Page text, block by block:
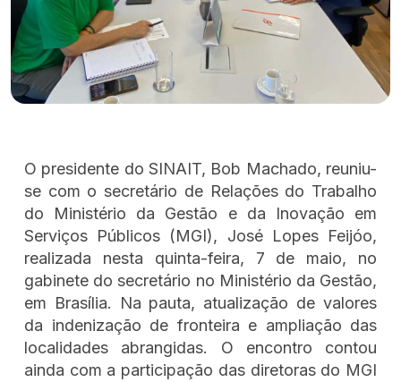
O presidente do SINAIT, Bob Machado, reuniu-
se com o secretário de Relações do Trabalho
do Ministério da Gestão e da Inovação em
Serviços Públicos (MGI), José Lopes Feijóo,
realizada nesta quinta-feira, 7 de maio, no
gabinete do secretário no Ministério da Gestão,
em Brasília. Na pauta, atualização de valores
da indenização de fronteira e ampliação das
localidades abrangidas. O encontro contou
ainda com a participação das diretoras do MGI